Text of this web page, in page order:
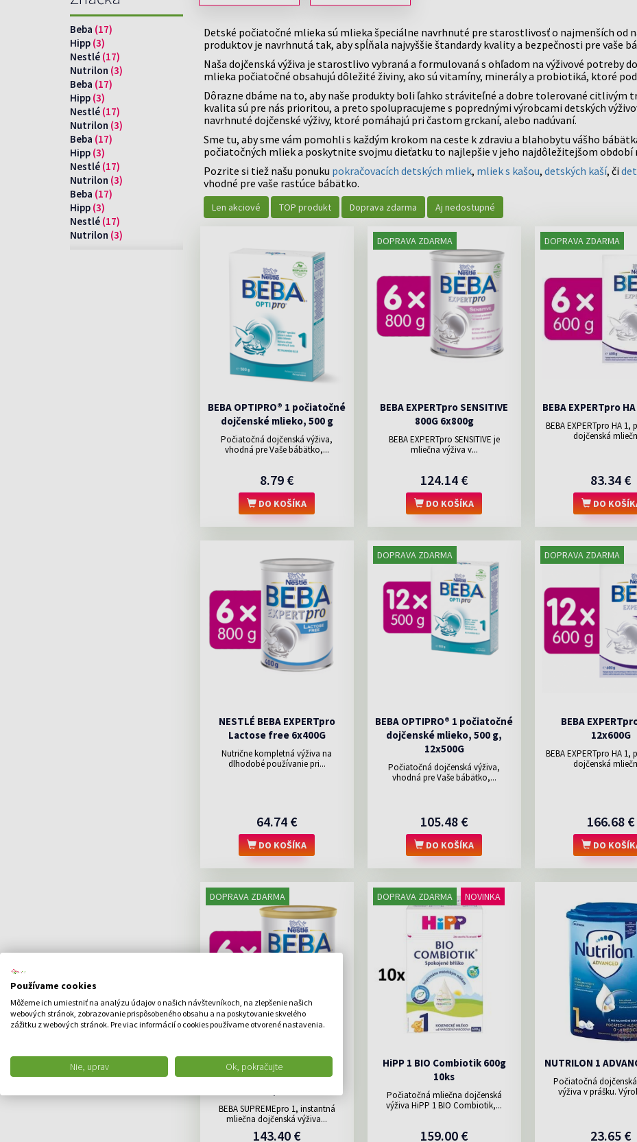
Používame cookies
Môžeme ich umiestniť na analýzu údajov o našich návštevníkoch, na zlepšenie našich
webových stránok, zobrazovanie prispôsobeného obsahu a na poskytovanie skvelého
zážitku z webových stránok. Pre viac informácií o cookies používame otvorené nastavenia.
Nie, uprav Ok, pokračujte
DETSKÉ DOPLNKY
STRAVY
VITAMÍNY PRE DETI
LAKTOBACILY PRE DETI
DETSKÁ IMUNITA
MULTIVITAMÍNY PRE DETI
A KOZMETIKA
PREBAĽOVANIE
NÁDCHA, HYGIENA NOSA
DETSKÁ TELOVÁ KOZMETIKA
DETSKÁ VLASOVÁ KOZMETIKA
PRÍSADY DO KÚPEĽA, PENY
PRE DETI
DETSKÉ MYDLÁ, GELY,
ČISTIACE VODY
POČAS
TEHOTENTSVA
FEMIOZEN
FEMIBION
INOFOLIC
LEJDYVITA
BÁBÄTKO
DETSKÉ FĽAŠE
CUMLÍKY A HRYZÁTKA
DETSKÉ VLHČENÉ UTIERKY
ODSÁVAČKY HLIENOV
PRSNÉ
PŔS
POTENCIA A
PROSTATA
SRDCE, CIEVY CHOLESTEROL HEMOROIDY
ŠPECIÁLNE
DOPLNKY STRAVY
ALOE VERA
OMEGA 3
CHLORELLA
LACTOBACILY
KYSELINA LISTOVÁ
GINKGO BILOBA
BRUSNICE
KOENZÝM Q10
INDOL
KREMÍK
viac »
REHABILITÁCIA
ŠPÁRADLÁ
ŽUVAČKY
viac »
viac »
viac »
viac »
EUCERIN
HYALURON FILLER PROTI
VRÁSKAM
HYDRATÁCIA
LUPINY
STRES
STRIE, JAZVY
SUCHÁ POKOŽKA
SUCHÉ A POPRASKANÉ PERY
SUCHÉ A UNAVENÉ OČI
TEHOTENSKÉ TESTY
TRÁVENIE
ÚNAVA A VYČERPANIE
ÚSTNA DUTINA A HRDLO
ÚZKOSŤ, NAPÄTIE, STRACH
VLASY BEZ LESKU
VLASY SUCHÉ A POŠKODENÉ
VRÁSKY
VŠI, HNIDY
VYPADÁVANIE VLASOV
ZÁPCHA, HNAČKA
ŽLČNÍK
Beba (17)
Hipp (3)
Nestlé (17)
Nutrilon (3)
Beba (17)
Hipp (3)
Nestlé (17)
Nutrilon (3)
Beba (17)
Hipp (3)
Nestlé (17)
Nutrilon (3)
Beba (17)
Hipp (3)
Nestlé (17)
Nutrilon (3)
Detské počiatočné mlieka sú mlieka špeciálne navrhnuté pre starostlivosť o najmenších od
produktov je navrhnutá tak, aby spĺňala najvyššie štandardy kvality a bezpečnosti pre vaše
Naša dojčenská výživa je starostlivo vybraná a formulovaná s ohľadom na výživové potreby
mlieka počiatočné obsahujú dôležité živiny, ako sú vitamíny, minerály a probiotiká, ktoré
Dôrazne dbáme na to, aby naše produkty boli ľahko stráviteľné a dobre tolerované citlivým
kvalita sú pre nás prioritou, a preto spolupracujeme s poprednými výrobcami detských
navrhnuté dojčenské výživy, ktoré pomáhajú pri častom grckaní, alebo nadúvaní.
Sme tu, aby sme vám pomohli s každým krokom na ceste k zdraviu a blahobytu vášho
počiatočných mliek a poskytnite svojmu dieťatku to najlepšie v jeho najdôležitejšom období
Pozrite si tiež našu ponuku pokračovacích detských mliek, mliek s kašou, detských kaší, či
vhodné pre vaše rastúce bábätko.
Len akciové TOP produkt Doprava zdarma Aj nedostupné
BEBA OPTIPRO® 1 počiatočné
dojčenské mlieko, 500 g
Počiatočná dojčenská výživa,
vhodná pre Vaše bábätko,...
8.79 €
DO KOŠÍKA
DOPRAVA ZDARMA
BEBA EXPERTpro SENSITIVE
800G 6x800g
BEBA EXPERTpro SENSITIVE je
mliečna výživa v...
124.14 €
DO KOŠÍKA
DOPRAVA ZDARMA
BEBA EXPERTpro
BEBA EXPERTpro HA
dojčenská
83.34 €
DO
NESTLÉ BEBA EXPERTpro
Lactose free 6x400G
Nutrične kompletná výživa na
dlhodobé používanie pri...
64.74 €
DO KOŠÍKA
DOPRAVA ZDARMA
BEBA OPTIPRO® 1 počiatočné
dojčenské mlieko, 500 g,
12x500G
Počiatočná dojčenská výživa,
vhodná pre Vaše bábätko,...
105.48 €
DO KOŠÍKA
DOPRAVA ZDARMA
BEBA
12x600G
BEBA EXPERTpro HA
dojčenská
166.68 €
DO
DOPRAVA ZDARMA
BEBA SUPREMEpro 1, 6 HMO,
počiatočné dojčenské
BEBA SUPREMEpro 1, instantná
mliečna dojčenská výživa...
143.40 €
DOPRAVA ZDARMA NOVINKA
HiPP 1 BIO Combiotik 600g
10ks
Počiatočná mliečna dojčenská
výživa HiPP 1 BIO Combiotik,...
159.00 €
NUTRILON 1
Počiatočná
výživa v prášku.
23.65 €